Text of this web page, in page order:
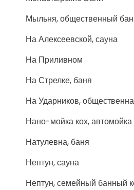
Мыльня, общественный
На Алексеевской, сауна
На Приливном
На Стрелке, баня
На Ударников,
Нано-мойка кох, автомойка
Натулевна, баня
Нептун, сауна
Нептун, семейный банный